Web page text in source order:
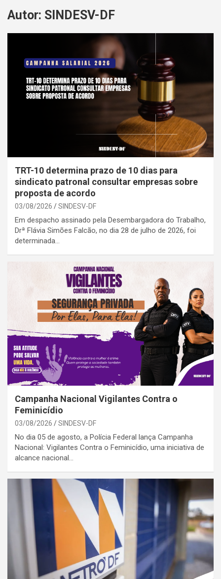
Autor: SINDESV-DF
TRT-10 determina prazo de 10 dias para
sindicato patronal consultar empresas sobre
proposta de acordo
03/08/2026 SINDESV-DF
Em despacho assinado pela Desembargadora do Trabalho,
Drª Flávia Simões Falcão, no dia 28 de julho de 2026, foi
determinada…
Campanha Nacional Vigilantes Contra o
Feminicídio
03/08/2026 SINDESV-DF
No dia 05 de agosto, a Polícia Federal lança Campanha
Nacional: Vigilantes Contra o Feminicídio, uma iniciativa de
alcance nacional…